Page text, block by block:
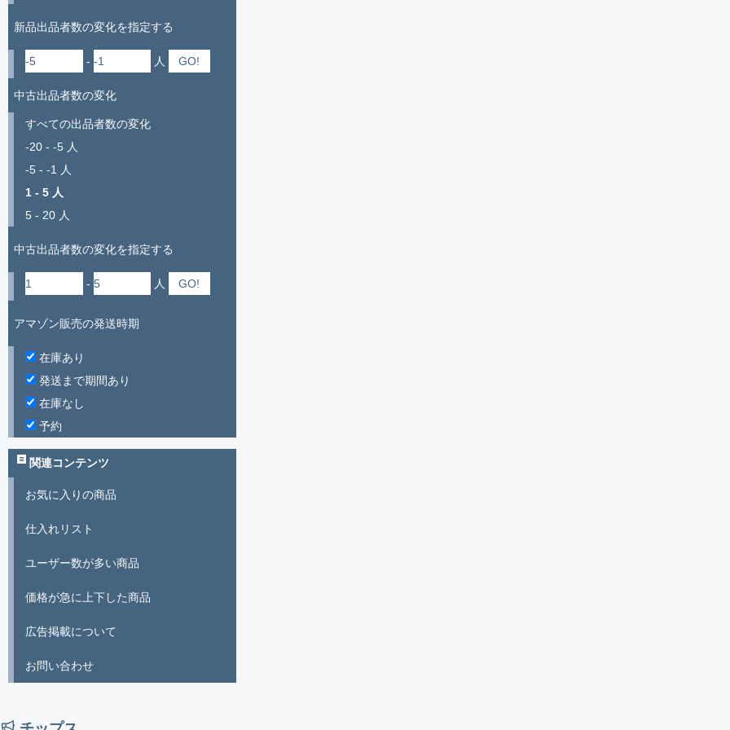
新品出品者数の変化を指定する
- 人
中古出品者数の変化
すべての出品者数の変化
-20 - -5 人
-5 - -1 人
1 - 5 人
5 - 20 人
中古出品者数の変化を指定する
- 人
アマゾン販売の発送時期
在庫あり
発送まで期間あり
在庫なし
予約
関連コンテンツ
お気に入りの商品
仕入れリスト
ユーザー数が多い商品
価格が急に上下した商品
広告掲載について
お問い合わせ